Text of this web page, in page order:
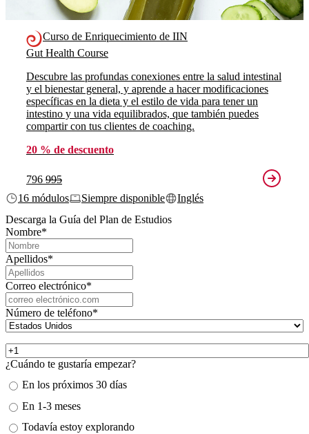
Curso de Enriquecimiento de IIN
Gut Health Course
Descubre las profundas conexiones entre la salud intestinal
y el bienestar general, y aprende a hacer modificaciones
específicas en la dieta y el estilo de vida para tener un
intestino y una vida equilibrados, que también puedes
compartir con tus clientes de coaching.
20 % de descuento
796 995
16 módulos
Siempre disponible
Inglés
Descarga la Guía del Plan de Estudios
Nombre*
Apellidos*
Correo electrónico*
Número de teléfono*
¿Cuándo te gustaría empezar?
En los próximos 30 días
En 1-3 meses
Todavía estoy explorando